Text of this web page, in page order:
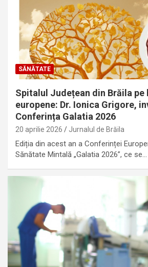
SĂNĂTATE
Spitalul Județean din Brăila
europene: Dr. Ionica Grigore,
Conferința Galatia 2026
20 aprilie 2026 Jurnalul de Brăila
Ediția din acest an a Conferinței
Sănătate Mintală „Galatia 2026”, ce se…